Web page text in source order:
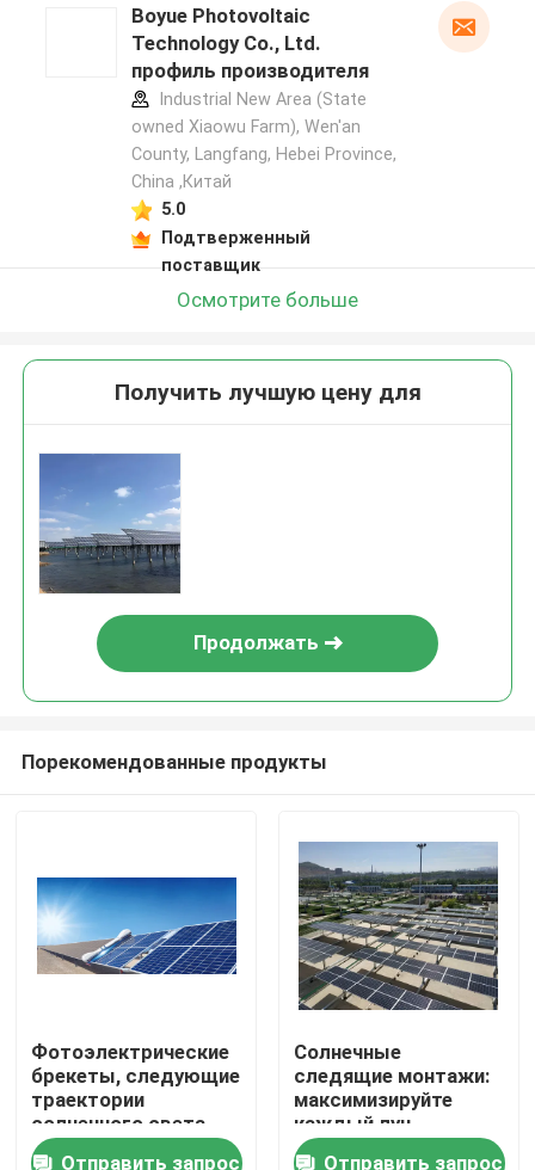
Продукты
Видео
Boyue Photovoltaic
Technology Co., Ltd.
профиль производителя
Industrial New Area (State
owned Xiaowu Farm), Wen'an
County, Langfang, Hebei Province,
China ,Китай
5.0
Подтверженный
поставщик
Осмотрите больше
Получить лучшую цену для
Продолжать
Порекомендованные продукты
Фотоэлектрические
брекеты, следующие
траектории
солнечного света
для увеличения
Отправить запрос
Солнечные
следящие монтажи:
максимизируйте
каждый луч
солнечного света
Отправить запрос